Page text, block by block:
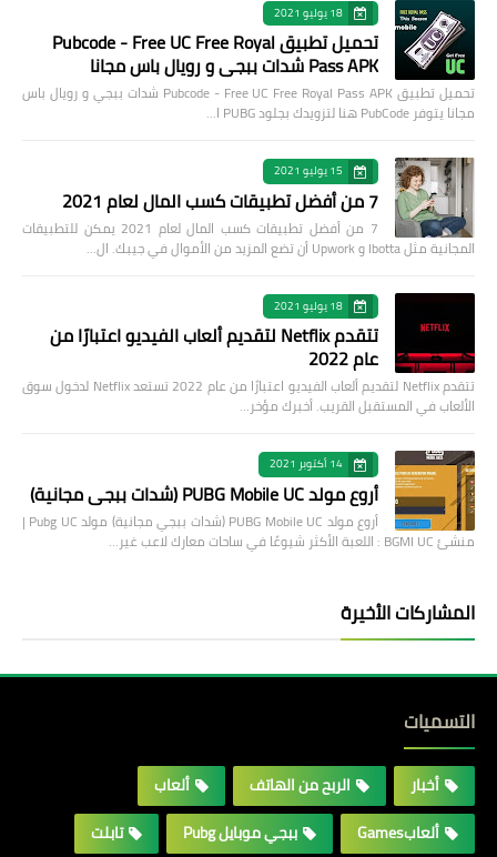
18 يوليو 2021
تحميل تطبيق Pubcode - Free UC Free Royal
Pass APK شدات ببجي و رويال باس مجانا
تحميل تطبيق Pubcode - Free UC Free Royal Pass APK شدات ببجي و رويال باس
مجانا يتوفر PubCode هنا لتزويدك بجلود PUBG ا…
15 يوليو 2021
7 من أفضل تطبيقات كسب المال لعام 2021
7 من أفضل تطبيقات كسب المال لعام 2021 يمكن للتطبيقات
المجانية مثل Ibotta و Upwork أن تضع المزيد من الأموال في جيبك. ال…
18 يوليو 2021
تتقدم Netflix لتقديم ألعاب الفيديو اعتبارًا من
عام 2022
تتقدم Netflix لتقديم ألعاب الفيديو اعتبارًا من عام 2022 تستعد Netflix لدخول سوق
الألعاب في المستقبل القريب. أخبرك مؤخر…
14 أكتوبر 2021
أروع مولد PUBG Mobile UC (شدات ببجي مجانية)
أروع مولد PUBG Mobile UC (شدات ببجي مجانية) مولد Pubg UC |
منشئ BGMI UC : اللعبة الأكثر شيوعًا في ساحات معارك لاعب غير…
المشاركات الأخيرة
التسميات
أخبار الربح من الهاتف
ألعاب
ألعابGames
ببجي موبايل Pubg
تابلت